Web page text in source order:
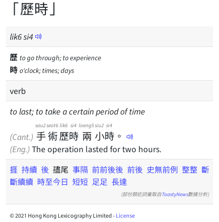
「歷時」
lik6si4
歷 to go through; to experience
時 o'clock; times; days
verb
to last; to take a certain period of time
(Cant.) 手
sau2
術
seot6
歷
lik6
時
si4
兩
loeng5
小
siu2
時
si4
。
(Eng.) The operation lasted for two hours.
捱 持續 後 孻尾 事隔 前前後後 前後 史無前例 整整 斷
斷續續 時至今日 短短 足足 長達
(部份類近詞彙取自ToastyNews數據分析)
© 2021 Hong Kong Lexicography Limited -License